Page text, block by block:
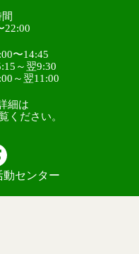
22:00
〜14:45
～翌9:30
～翌11:00
細は
ください。
動センター